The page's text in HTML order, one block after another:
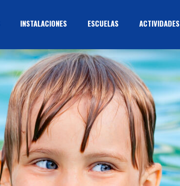
INSTALACIONES ESCUELAS ACTIVIDADES